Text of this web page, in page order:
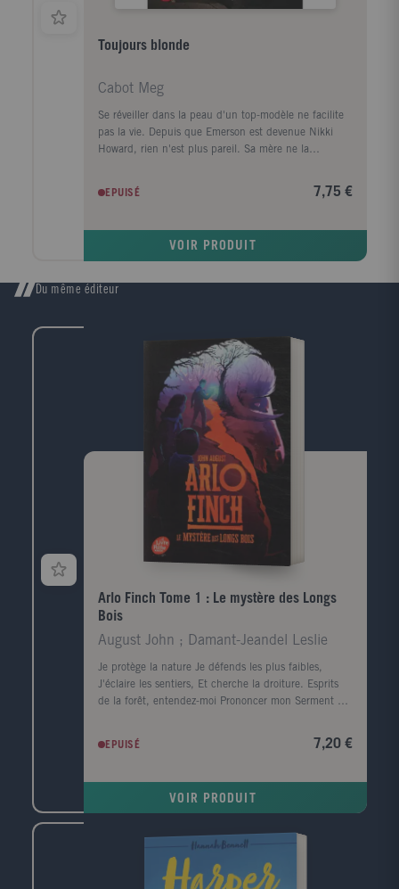
Toujours blonde
Cabot Meg
Se réveiller dans la peau d'un top-modèle ne facilite
pas la vie. Depuis que Emerson est devenue Nikki
Howard, rien n'est plus pareil. Sa mère ne la
harcèle, et le garçon de ses rêves ne lui accorde pas
EPUISÉ 7,75 €
VOIR PRODUIT
Du même éditeur
Arlo Finch Tome 1 : Le mystère des Longs
Bois
August John ; Damant-Jeandel Leslie
Je protège la nature Je défends les plus faibles,
J'éclaire les sentiers, Et cherche la droiture. Esprits
de la forêt, entendez-moi Prononcer mon Serment du
Mountain, il n'imagine pas que, dans les mystérieux
Longs Bois qui entourent la ville, certaines pistes le
EPUISÉ 7,20 €
VOIR PRODUIT